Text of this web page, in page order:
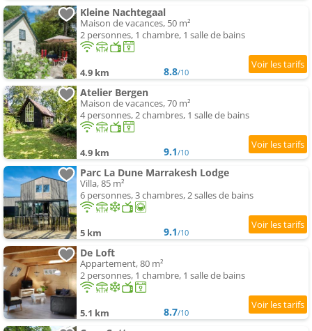
Kleine Nachtegaal
Maison de vacances, 50 m²
2 personnes, 1 chambre, 1 salle de bains
4.9 km 8.8/10
Atelier Bergen
Maison de vacances, 70 m²
4 personnes, 2 chambres, 1 salle de bains
4.9 km 9.1/10
Parc La Dune Marrakesh Lodge
Villa, 85 m²
6 personnes, 3 chambres, 2 salles de bains
5 km 9.1/10
De Loft
Appartement, 80 m²
2 personnes, 1 chambre, 1 salle de bains
5.1 km 8.7/10